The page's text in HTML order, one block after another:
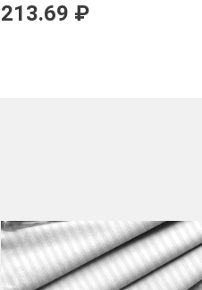
213.69 ₽